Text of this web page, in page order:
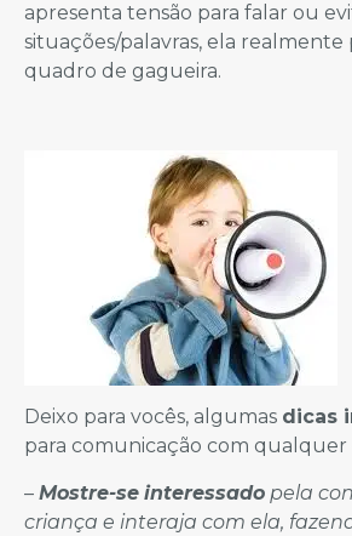
apresenta tensão para falar ou
situações/palavras, ela
quadro de gagueira.
Deixo para vocês, algumas dicas
para comunicação com qualquer
– Mostre-se interessado pela
criança e interaja com ela,